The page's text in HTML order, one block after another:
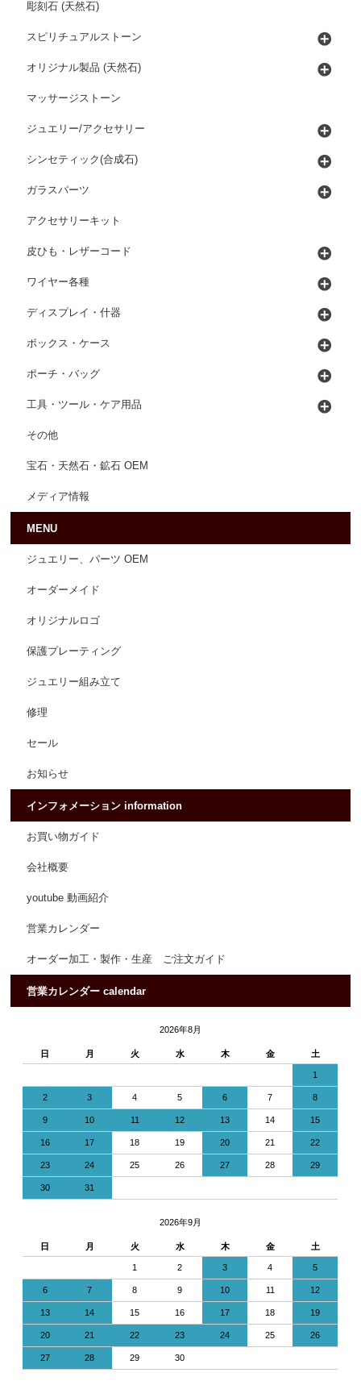
彫刻石 (天然石)
スピリチュアルストーン
オリジナル製品 (天然石)
マッサージストーン
ジュエリー/アクセサリー
シンセティック(合成石)
ガラスパーツ
アクセサリーキット
皮ひも・レザーコード
ワイヤー各種
ディスプレイ・什器
ボックス・ケース
ポーチ・バッグ
工具・ツール・ケア用品
その他
宝石・天然石・鉱石 OEM
メディア情報
MENU
ジュエリー、パーツ OEM
オーダーメイド
オリジナルロゴ
保護プレーティング
ジュエリー組み立て
修理
セール
お知らせ
インフォメーション information
お買い物ガイド
会社概要
youtube 動画紹介
営業カレンダー
オーダー加工・製作・生産 ご注文ガイド
営業カレンダー calendar
2026年8月
日 月 火 水 木 金 土
1
2 3 4 5 6 7 8
9 10 11 12 13 14 15
16 17 18 19 20 21 22
23 24 25 26 27 28 29
30 31
2026年9月
日 月 火 水 木 金 土
1 2 3 4 5
6 7 8 9 10 11 12
13 14 15 16 17 18 19
20 21 22 23 24 25 26
27 28 29 30